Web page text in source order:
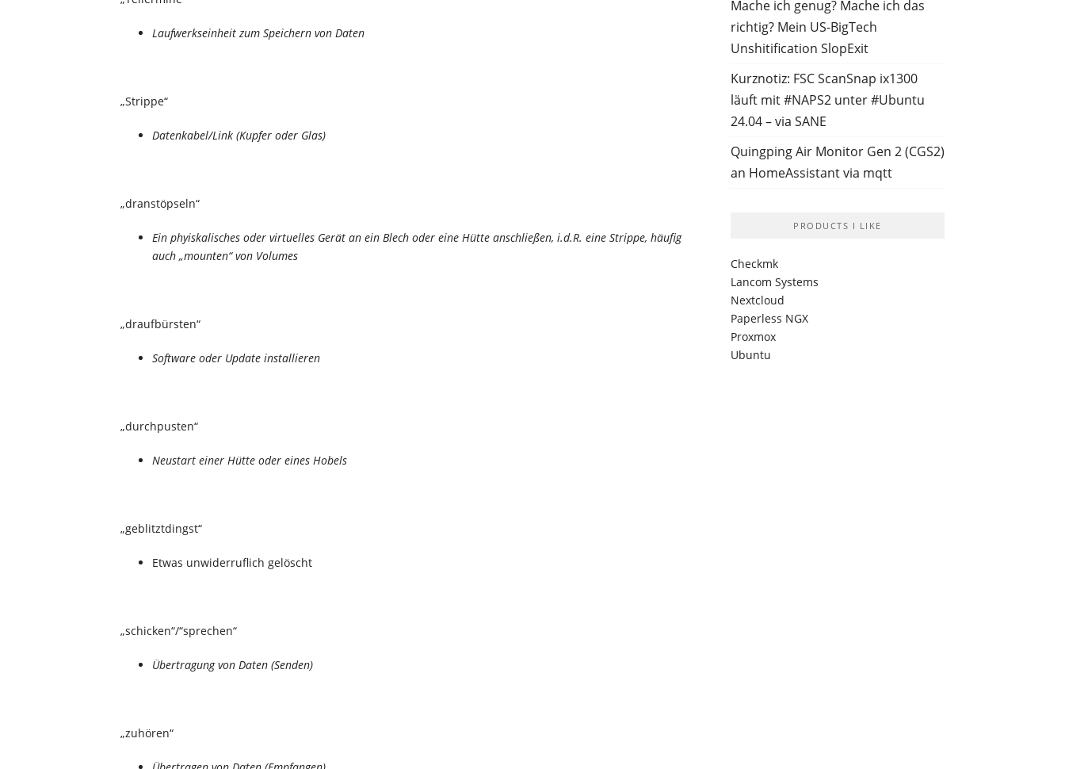
Laufwerkseinheit zum Speichern von Daten
„Strippe“
Datenkabel/Link (Kupfer oder Glas)
„dranstöpseln“
Ein phyiskalisches oder virtuelles Gerät an ein Blech oder eine Hütte anschließen, i.d.R. eine Strippe, häufig
auch „mounten“ von Volumes
„draufbürsten“
Software oder Update installieren
„durchpusten“
Neustart einer Hütte oder eines Hobels
„geblitztdingst“
Etwas unwiderruflich gelöscht
„schicken“/“sprechen“
Übertragung von Daten (Senden)
„zuhören“
Mache ich genug? Mache ich das
richtig? Mein US-BigTech
Unshitification SlopExit
Kurznotiz: FSC ScanSnap ix1300
läuft mit #NAPS2 unter #Ubuntu
24.04 – via SANE
Quingping Air Monitor Gen 2 (CGS2)
an HomeAssistant via mqtt
PRODUCTS I LIKE
Checkmk
Lancom Systems
Nextcloud
Paperless NGX
Proxmox
Ubuntu